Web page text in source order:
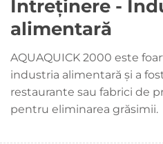
Întreținere -
alimentară
AQUAQUICK 2000 este
industria alimentară și a
restaurante sau fabrici de
pentru eliminarea grăsimii.